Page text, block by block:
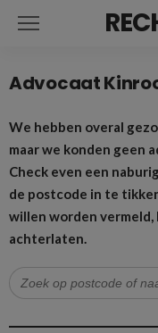
Advocaat
We hebben overal
maar we konden geen
Check even een
de postcode in te
willen worden vermeld,
achterlaten.
Zoek
naar: